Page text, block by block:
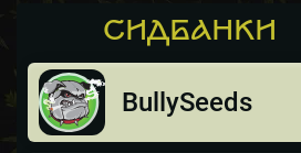
СИДБАНКИ
BullySeeds